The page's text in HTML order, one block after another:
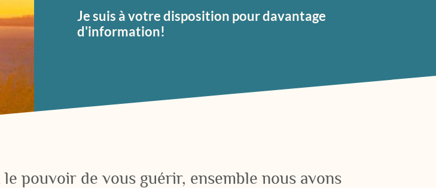
Je suis à votre disposition pour davantage
d'information!
pouvoir de vous guérir, ensemble nous avons